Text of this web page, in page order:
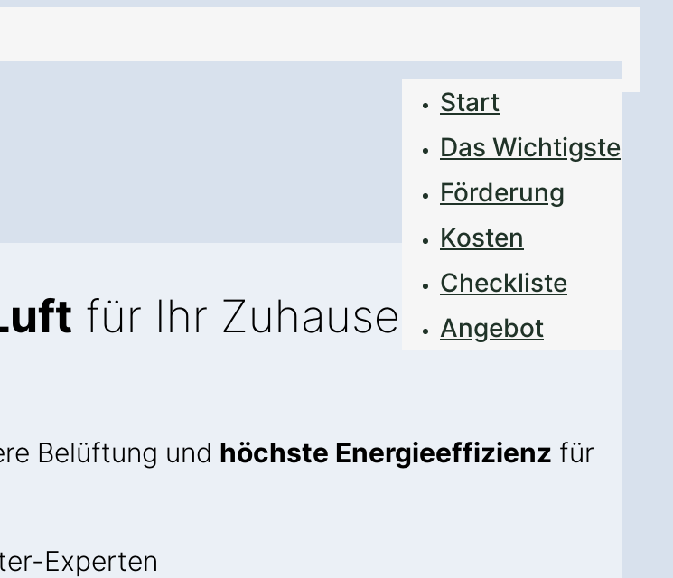
Start
Das Wichtigste
Förderung
Kosten
Checkliste
Angebot
für Ihr Zuhause
Belüftung und höchste Energieeffizienz für
Experten